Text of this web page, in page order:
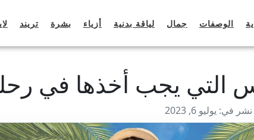
الوصفات جمال لياقة بدنية أزياء بشرة تريند
التي يجب أخذها في
في: يوليو 6, 2023